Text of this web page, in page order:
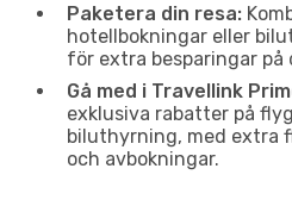
Paketera din resa:
hotellbokningar eller
för extra besparingar på
Gå med i Travellink
exklusiva rabatter på
biluthyrning, med extra
och avbokningar.